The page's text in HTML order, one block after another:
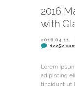
2016
with
2016.04.11.
12252
Lorem
adipiscing
tincidunt ut